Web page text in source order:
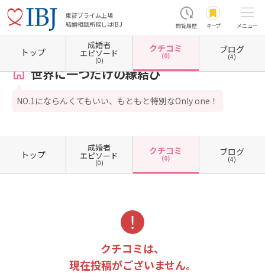
東証プライム上場
結婚相談所探しはIBJ
閲覧履歴 キープ メニュー
ホーム 岐阜県の結婚相談所 岐阜県岐阜市 世界に一つだけの縁結び クチコミ一覧
世界に一つだけの縁結び
NO.1にならんくてもいい、もともと特別なOnly one！
トップ
成婚者
エピソード
(0)
クチコミ
(0)
ブログ
(4)
トップ
成婚者
エピソード
(0)
クチコミ
(0)
ブログ
(4)
クチコミは、
現在投稿がございません。